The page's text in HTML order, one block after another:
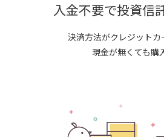
入金不要で投資信
決済方法がクレジットカ
現金が無くても購